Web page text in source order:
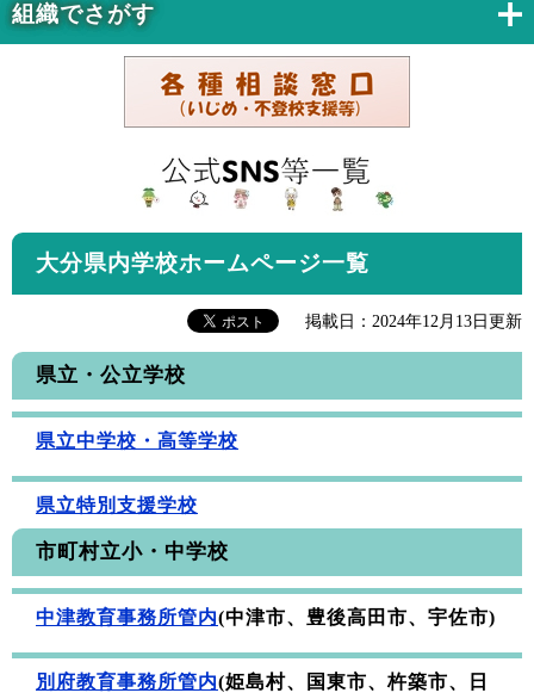
大分県内学校ホームページ一覧
掲載日：2024年12月13日更新
県立・公立学校
県立中学校・高等学校
県立特別支援学校
市町村立小・中学校
中津教育事務所管内(中津市、豊後高田市、宇佐市)
別府教育事務所管内(姫島村、国東市、杵築市、日
組織でさがす